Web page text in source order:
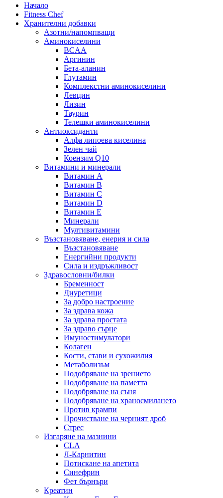
Начало
Fitness Chef
Хранителни добавки
Азотни/напомпващи
Аминокиселини
BCAA
Аргинин
Бета-аланин
Глутамин
Комплекстни аминокиселини
Левцин
Лизин
Таурин
Телешки аминокиселини
Антиоксиданти
Алфа липоева киселина
Зелен чай
Коензим Q10
Витамини и минерали
Витамин А
Витамин B
Витамин C
Витамин D
Витамин E
Минерали
Мултивитамини
Възстановяване, енерия и сила
Възстановяване
Енергийни продукти
Сила и издръжливост
Здравословни/билки
Бременност
Диуретици
За добро настроение
За здрава кожа
За здрава простата
За здраво сърце
Имуностимулатори
Колаген
Кости, стави и сухожилия
Метаболизъм
Подобряване на зрението
Подобряване на паметта
Подобряване на съня
Подобряване на храносмилането
Против крампи
Прочистване на черният дроб
Стрес
Изгаряне на мазнини
CLA
Л-Карнитин
Потискане на апетита
Синефрин
Фет бърнъри
Креатин